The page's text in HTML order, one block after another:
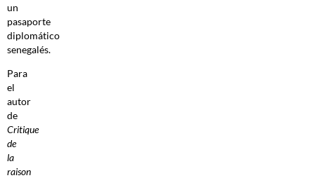
un
pasaporte
diplomático
senegalés.
Para
el
autor
de
Critique
de
la
raison